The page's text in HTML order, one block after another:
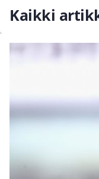
Kaikki